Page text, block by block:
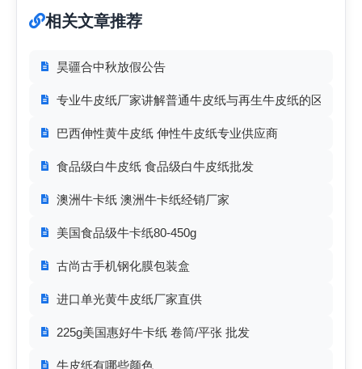
相关文章推荐
昊疆合中秋放假公告
专业牛皮纸厂家讲解普通牛皮纸与再生牛皮纸的区别？
巴西伸性黄牛皮纸 伸性牛皮纸专业供应商
食品级白牛皮纸 食品级白牛皮纸批发
澳洲牛卡纸 澳洲牛卡纸经销厂家
美国食品级牛卡纸80-450g
古尚古手机钢化膜包装盒
进口单光黄牛皮纸厂家直供
225g美国惠好牛卡纸 卷筒/平张 批发
牛皮纸有哪些颜色